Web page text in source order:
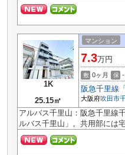
1K
25.15㎡
マンション
7.3万円
敷 0ヶ月 保 -
阪急千里線
大阪府吹田市
アルバス千里山：阪急千里線
ルバス千里山」。共用部には